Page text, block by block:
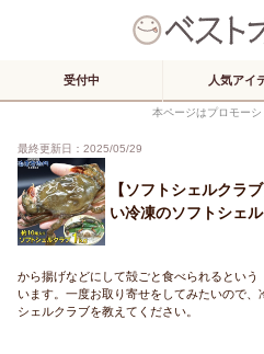
受付中 人気アイ
本ページはプロモー
最終更新日：2025/05/29
【ソフトシェルクラ
い冷凍のソフトシェ
から揚げなどにして殻ごと食べられるとい
います。一度お取り寄せをしてみたいので
シェルクラブを教えてください。